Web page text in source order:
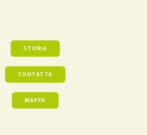
STORIA
CONTATTA
MAPPA